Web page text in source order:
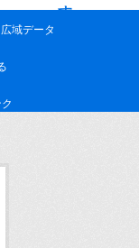
す
域データ